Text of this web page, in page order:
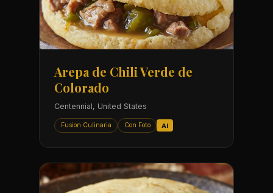
Arepa de Chili Verde de
Colorado
Centennial, United States
Fusion Culinaria Con Foto AI